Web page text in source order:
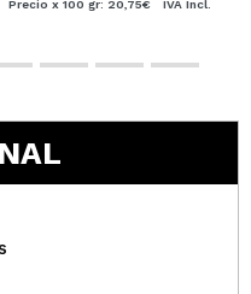
Precio x 100 gr: 20,75€ IVA Incl.